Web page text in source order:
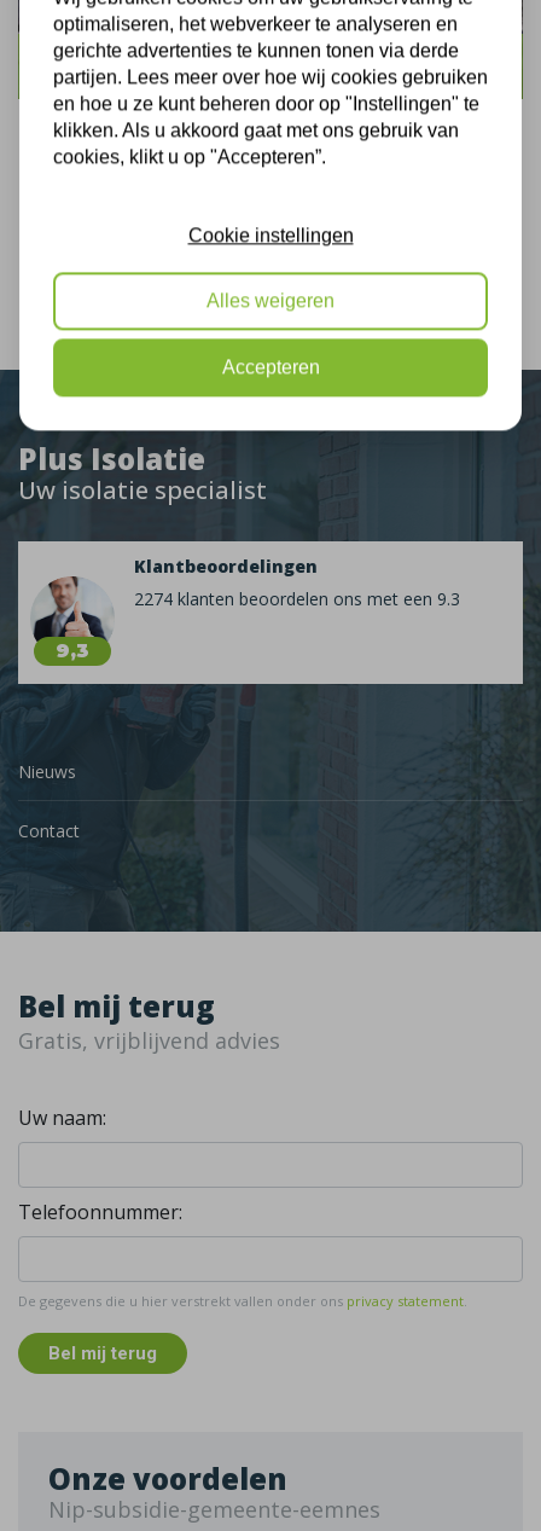
Plus Isolatie
Uw isolatie specialist
9,3
Klantbeoordelingen
2274 klanten beoordelen ons met een 9.3
Nieuws
Contact
Bel mij terug
Gratis, vrijblijvend advies
Uw naam:
Telefoonnummer:
De gegevens die u hier verstrekt vallen onder ons privacy statement.
Bel mij terug
Onze voordelen
Nip-subsidie-gemeente-eemnes
Gevel impregnatie
optimaliseren, het webverkeer te analyseren en
gerichte advertenties te kunnen tonen via derde
partijen. Lees meer over hoe wij cookies gebruiken
en hoe u ze kunt beheren door op "Instellingen" te
klikken. Als u akkoord gaat met ons gebruik van
cookies, klikt u op "Accepteren”.
Cookie instellingen
Alles weigeren
Accepteren